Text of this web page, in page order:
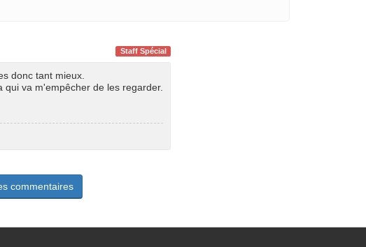
Staff Spécial
donc tant mieux.
va m'empêcher de les regarder.
commentaires